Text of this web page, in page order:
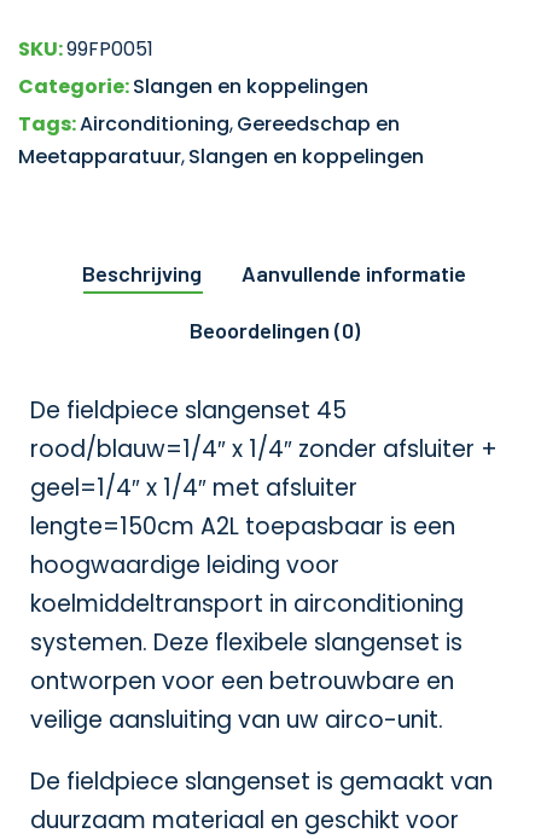
SKU:99FP0051
Categorie:Slangen en koppelingen
Tags:Airconditioning,Gereedschap en
Meetapparatuur,Slangen en koppelingen
Beschrijving Aanvullende informatie
Beoordelingen (0)
De fieldpiece slangenset 45
rood/blauw=1/4″ x 1/4″ zonder afsluiter +
geel=1/4″ x 1/4″ met afsluiter
lengte=150cm A2L toepasbaar is een
hoogwaardige leiding voor
koelmiddeltransport in airconditioning
systemen. Deze flexibele slangenset is
ontworpen voor een betrouwbare en
veilige aansluiting van uw airco-unit.
De fieldpiece slangenset is gemaakt van
duurzaam materiaal en geschikt voor